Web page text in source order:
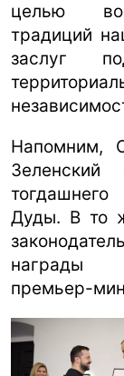
целью
традиций
заслуг
Напомним,
Дуды. В то
награды
премьер-